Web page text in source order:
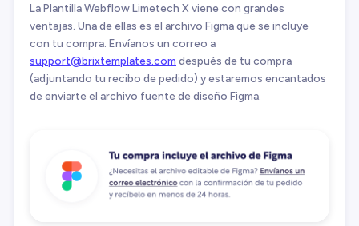
La Plantilla Webflow Limetech X viene con grandes
ventajas. Una de ellas es el archivo Figma que se incluye
con tu compra. Envíanos un correo a
support@brixtemplates.com después de tu compra
(adjuntando tu recibo de pedido) y estaremos encantados
de enviarte el archivo fuente de diseño Figma.